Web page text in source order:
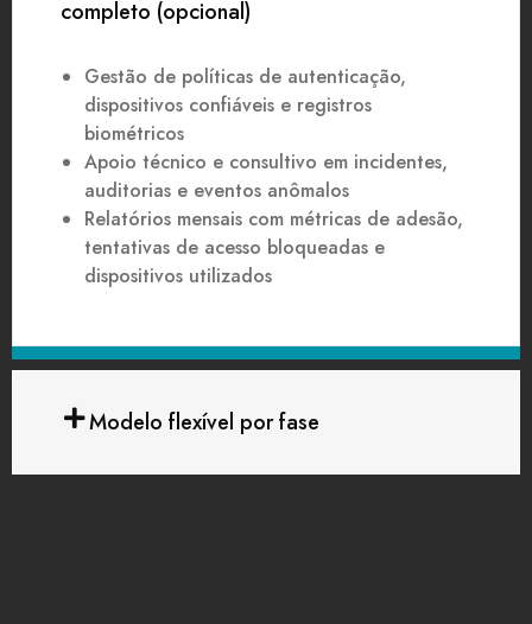
completo (opcional)
Gestão de políticas de autenticação,
dispositivos confiáveis e registros
biométricos
Apoio técnico e consultivo em incidentes,
auditorias e eventos anômalos
Relatórios mensais com métricas de adesão,
tentativas de acesso bloqueadas e
dispositivos utilizados
Modelo flexível por fase